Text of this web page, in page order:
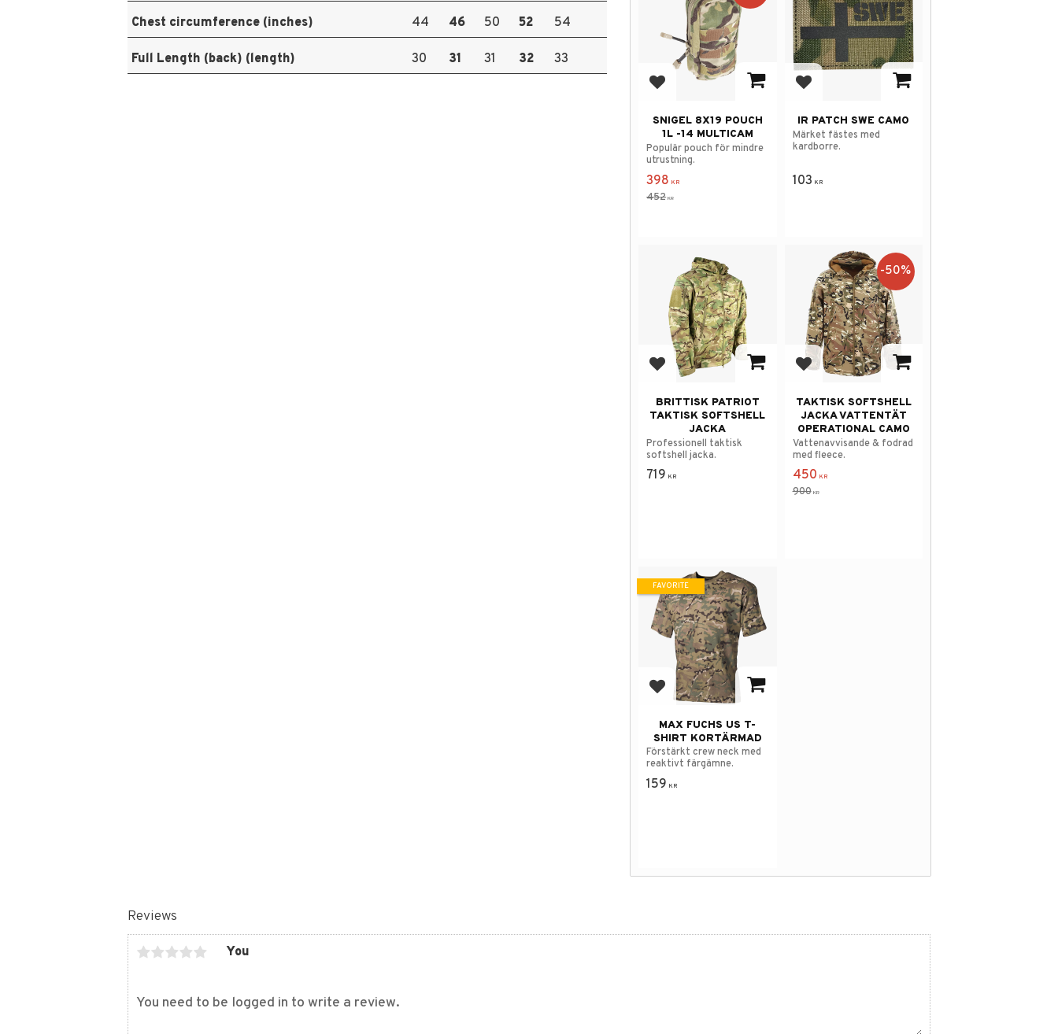
Chest circumference (inches) 44 46 50 52 54
Full Length (back) (length) 30 31 31 32 33
Reviews
You
Add to favorites
SNIGEL 8X19 POUCH
1L -14 MULTICAM
Populär pouch för mindre
utrustning.
398 KR
452KR
Add to favorites
IR PATCH SWE CAMO
Märket fästes med
kardborre.
103 KR
Add to favorites
BRITTISK PATRIOT
TAKTISK SOFTSHELL
JACKA
Professionell taktisk
softshell jacka.
719 KR
Add to favorites
TAKTISK SOFTSHELL
JACKA VATTENTÄT
OPERATIONAL CAMO
Vattenavvisande & fodrad
med fleece.
450 KR
900KR
50%
Add to favorites
MAX FUCHS US T-
SHIRT KORTÄRMAD
Förstärkt crew neck med
reaktivt färgämne.
159 KR
FAVORITE